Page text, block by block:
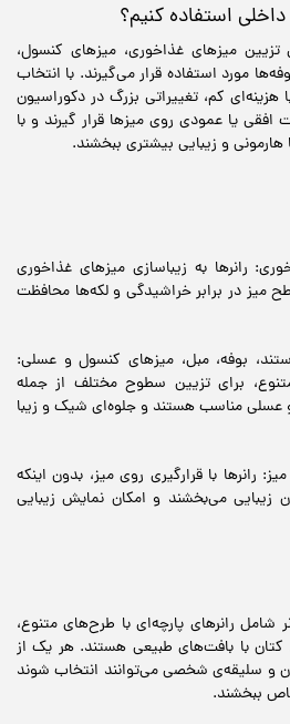
استفاده کنیم؟
تزیین میزهای غذاخوری، میزهای کنسول،
مورد استفاده قرار می‌گیرند. با انتخاب
کم، تغییراتی بزرگ در دکوراسیون
افقی یا عمودی روی میزها قرار گیرند و با
و زیبایی بیشتری ببخشند.
رانرها به زیباسازی میزهای غذاخوری
در برابر خراشیدگی و لکه‌ها محافظت
بوفه، مبل، میزهای کنسول و عسلی:
برای تزیین سطوح مختلف از جمله
عسلی مناسب هستند و جلوه‌ای شیک و زیبا
با قرارگیری روی میز، بدون اینکه
زیبایی می‌بخشند و امکان نمایش زیبایی
رانرهای پارچه‌ای با طرح‌های متنوع،
کتان با بافت‌های طبیعی هستند. هر یک از
و سلیقه‌ی شخصی می‌توانند انتخاب شوند
ببخشند.